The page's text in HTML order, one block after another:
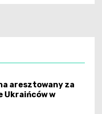
aresztowany za
Ukraińców w